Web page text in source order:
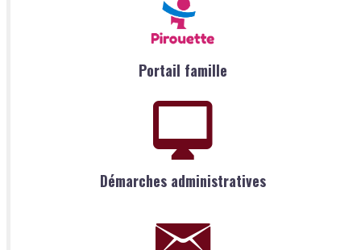
Portail famille
Démarches administratives